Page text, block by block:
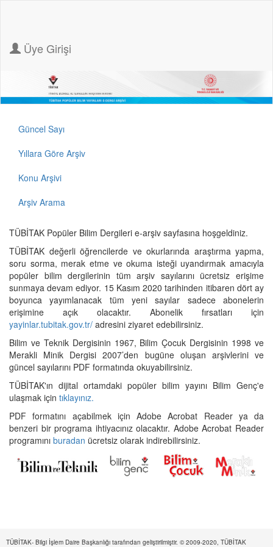
Üye Girişi
Güncel Sayı
Yıllara Göre Arşiv
Konu Arşivi
Arşiv Arama
TÜBİTAK Popüler Bilim Dergileri e-arşiv sayfasına hoşgeldiniz.
TÜBİTAK değerli öğrencilerde ve okurlarında araştırma yapma,
soru sorma, merak etme ve okuma isteği uyandırmak amacıyla
popüler bilim dergilerinin tüm arşiv sayılarını ücretsiz erişime
sunmaya devam ediyor. 15 Kasım 2020 tarihinden itibaren dört ay
boyunca yayımlanacak tüm yeni sayılar sadece abonelerin
erişimine açık olacaktır. Abonelik fırsatları için
yayinlar.tubitak.gov.tr/ adresini ziyaret edebilirsiniz.
Bilim ve Teknik Dergisinin 1967, Bilim Çocuk Dergisinin 1998 ve
Merakli Minik Dergisi 2007’den bugüne oluşan arşivlerini ve
güncel sayılarını PDF formatında okuyabilirsiniz.
TÜBİTAK'ın dijital ortamdaki popüler bilim yayını Bilim Genç'e
ulaşmak için tıklayınız.
PDF formatını açabilmek için Adobe Acrobat Reader ya da
benzeri bir programa ihtiyacınız olacaktır. Adobe Acrobat Reader
programını buradan ücretsiz olarak indirebilirsiniz.
TÜBİTAK- Bilgi İşlem Daire Başkanlığı tarafından geliştirilmiştir. © 2009-2020, TÜBİTAK